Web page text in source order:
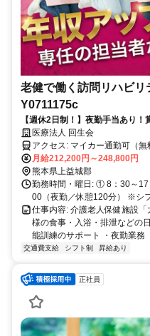
老健で働く訪問リハビリ
Y0711175c
【週休2日制！】夜勤手当あり！
医療法人 回生会
アクセス: マイカー通勤可（無料駐車場あり） 山鹿市役所より２０分
高速道路：植木インターより
月給212,200円～248,800円
熊本県上益城郡
勤務時間・曜日: ① 8：30～
00（夜勤／休憩120分） ※シ
仕事内容: 介護老人保健施設
様の食事・入浴・排泄などの
能訓練のサポート ・夜勤業務
交通費支給 シフト制 昇給あり
正社員